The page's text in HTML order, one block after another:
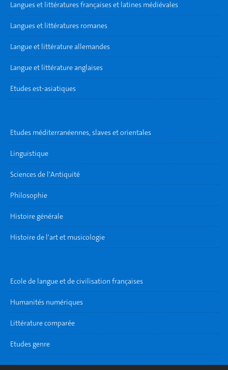
Langues et littératures françaises et latines médiévales
Langues et littératures romanes
Langue et littérature allemandes
Langue et littérature anglaises
Etudes est-asiatiques
Etudes méditerranéennes, slaves et orientales
Linguistique
Sciences de l'Antiquité
Philosophie
Histoire générale
Histoire de l'art et musicologie
Ecole de langue et de civilisation françaises
Humanités numériques
Littérature comparée
Etudes genre